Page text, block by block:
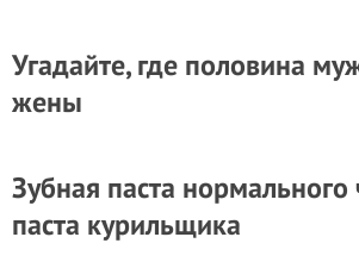
Угадайте, где половина
жены
Зубная паста нормального
паста курильщика